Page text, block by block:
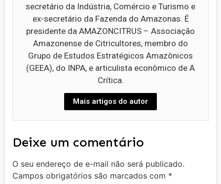
secretário da Indústria, Comércio e Turismo e
ex-secretário da Fazenda do Amazonas. É
presidente da AMAZONCITRUS – Associação
Amazonense de Citricultores, membro do
Grupo de Estudos Estratégicos Amazônicos
(GEEA), do INPA, e articulista econômico de A
Crítica.
Mais artigos do autor
Deixe um comentário
O seu endereço de e-mail não será publicado.
Campos obrigatórios são marcados com *